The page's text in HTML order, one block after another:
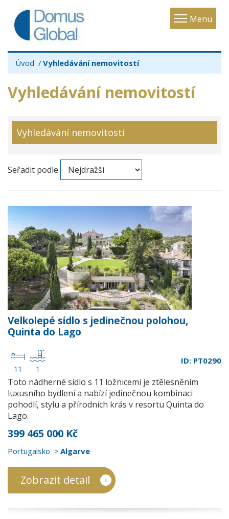
Menu
Toggle
Úvod Vyhledávání nemovitostí
Vyhledávání nemovitostí
Vyhledávání nemovitostí
Seřadit podle
Velkolepé sídlo s jedinečnou polohou,
Quinta do Lago
11 1
ID: PT0290
Toto nádherné sídlo s 11 ložnicemi je ztělesněním
luxusního bydlení a nabízí jedinečnou kombinaci
pohodlí, stylu a přírodních krás v resortu Quinta do
Lago.
399 465 000 Kč
Portugalsko Algarve
Zobrazit detail